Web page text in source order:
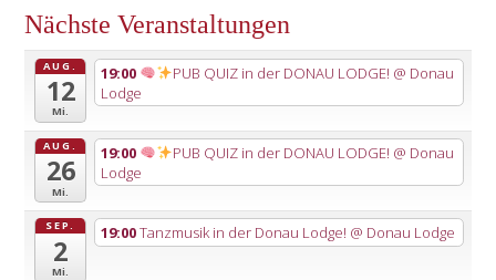
Nächste Veranstaltungen
AUG.
12
Mi.
19:00 PUB QUIZ in der DONAU LODGE! @ Donau
Lodge
AUG.
26
Mi.
19:00 PUB QUIZ in der DONAU LODGE! @ Donau
Lodge
SEP.
2
Mi.
19:00Tanzmusik in der Donau Lodge! @ Donau Lodge